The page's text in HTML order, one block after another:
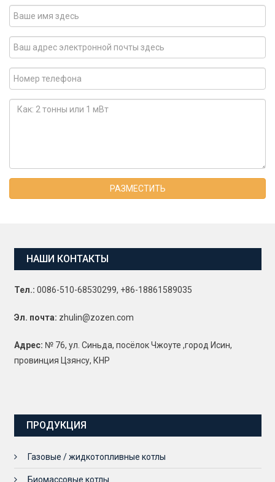
РАЗМЕСТИТЬ
НАШИ КОНТАКТЫ
Тел.: 0086-510-68530299, +86-18861589035
Эл. почта: zhulin@zozen.com
Адрес: № 76, ул. Синьда, посёлок Чжоуте ,город Исин,
провинция Цзянсу, КНР
ПРОДУКЦИЯ
Газовые / жидкотопливные котлы
Биомассовые котлы